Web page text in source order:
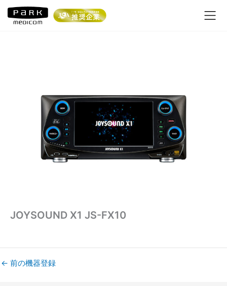
JOYSOUND X1 JS-FX10
← 前の機器登録